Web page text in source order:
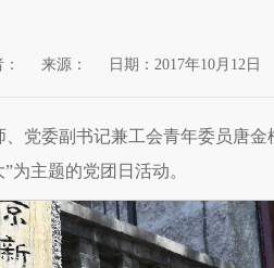
来源： 日期：2017年10月12日
党委副书记兼工会青年委员唐
为主题的党团日活动。